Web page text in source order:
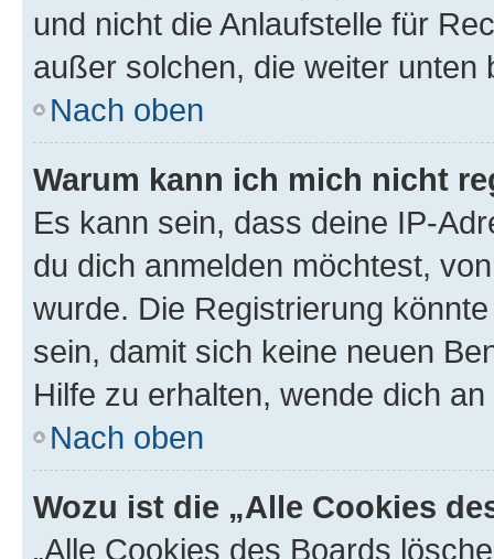
und nicht die Anlaufstelle für
außer solchen, die weiter unten
Nach oben
Warum kann ich mich nicht
Es kann sein, dass deine IP-
du dich anmelden möchtest,
wurde. Die Registrierung
sein, damit sich keine neuen
Hilfe zu erhalten, wende dich
Nach oben
Wozu ist die „Alle Cookies
„Alle Cookies des Boards